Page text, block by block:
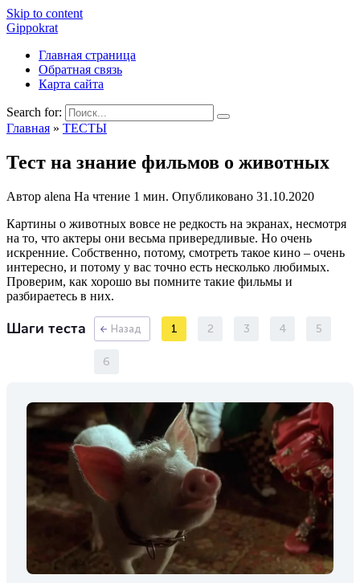
Skip to content
Gippokrat
Главная страница
Обратная связь
Карта сайта
Search for:
Главная » ТЕСТЫ
Тест на знание фильмов о животных
Автор alena На чтение 1 мин. Опубликовано 31.10.2020
Картины о животных вовсе не редкость на экранах, несмотря
на то, что актеры они весьма привередливые. Но очень
искренние. Собственно, потому, смотреть такое кино – очень
интересно, и потому у вас точно есть несколько любимых.
Проверим, как хорошо вы помните такие фильмы и
разбираетесь в них.